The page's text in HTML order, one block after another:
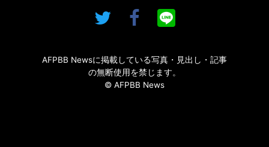
AFPBB Newsに掲載している写真・見出し・記事
の無断使用を禁じます。
© AFPBB News